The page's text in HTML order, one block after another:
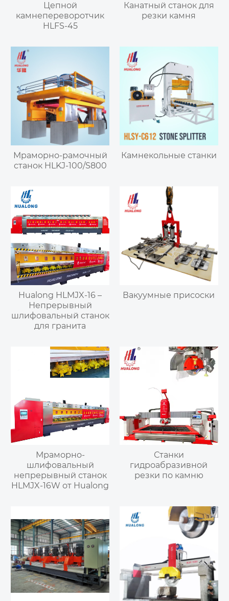
Цепной
камнепереворотчик
HLFS-45
Канатный станок для
резки камня
Мраморно-рамочный
станок HLKJ-100/S800
Камнекольные станки
Hualong HLMJX-16 –
Непрерывный
шлифовальный станок
для гранита
Вакуумные присоски
Мраморно-
шлифовальный
непрерывный станок
HLMJX-16W от Hualong
Станки
гидроабразивной
резки по камню